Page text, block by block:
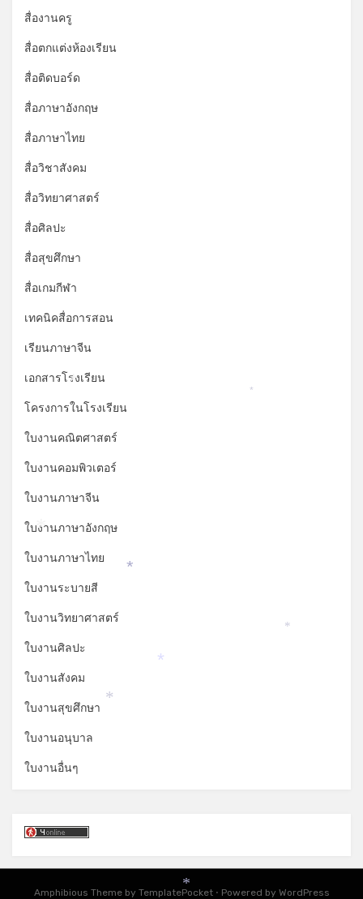
สื่องานครู
สื่อตกแต่งห้องเรียน
สื่อติดบอร์ด
สื่อภาษาอังกฤษ
สื่อภาษาไทย
สื่อวิชาสังคม
สื่อวิทยาศาสตร์
สื่อศิลปะ
สื่อสุขศึกษา
สื่อเกมกีฬา
เทคนิคสื่อการสอน
เรียนภาษาจีน
เอกสารโรงเรียน
โครงการในโรงเรียน
ใบงานคณิตศาสตร์
ใบงานคอมพิวเตอร์
ใบงานภาษาจีน
ใบงานภาษาอังกฤษ
ใบงานภาษาไทย
ใบงานระบายสี
ใบงานวิทยาศาสตร์
ใบงานศิลปะ
ใบงานสังคม
ใบงานสุขศึกษา
ใบงานอนุบาล
ใบงานอื่นๆ
Amphibious Theme by TemplatePocket ⋅ Powered by WordPress
*